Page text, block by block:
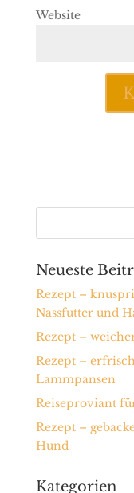
Website
Neueste
Rezept –
Nassfutter und
Rezept –
Rezept –
Lammpansen
Reiseproviant
Rezept –
Hund
Kategorien